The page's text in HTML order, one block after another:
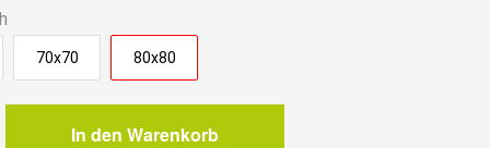
70x70 80x80
In den Warenkorb